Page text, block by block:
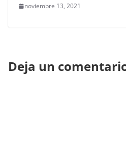
noviembre 13, 2021
Deja un